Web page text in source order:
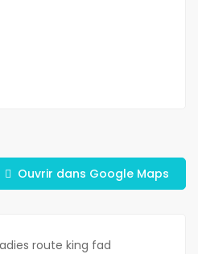
Ouvrir dans Google Maps
route king fad